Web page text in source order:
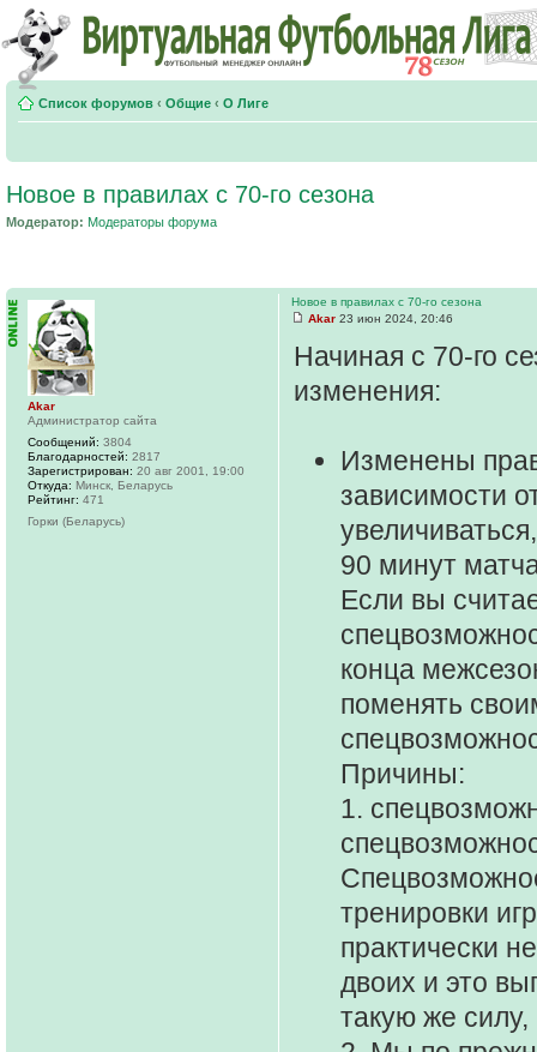
Список форумов ‹ Общие ‹ О Лиге
Новое в правилах с 70-го сезона
Модератор: Модераторы форума
Новое в правилах с 70-го сезона
Akar 23 июн 2024, 20:46
Начиная с 70-го
изменения:
Изменены
зависимости
90 минут
Если вы
конца
поменять
Причины:
1.
тренировки
практически
двоих и это
такую же
Akar
Администратор сайта
Сообщений: 3804
Благодарностей: 2817
Зарегистрирован: 20 авг 2001, 19:00
Откуда: Минск, Беларусь
Рейтинг: 471
Горки (Беларусь)